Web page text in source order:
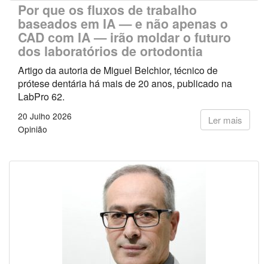
Por que os fluxos de trabalho
baseados em IA — e não apenas o
CAD com IA — irão moldar o futuro
dos laboratórios de ortodontia
Artigo da autoria de Miguel Belchior, técnico de
prótese dentária há mais de 20 anos, publicado na
LabPro 62.
Ler mais
20 Julho 2026
Opinião